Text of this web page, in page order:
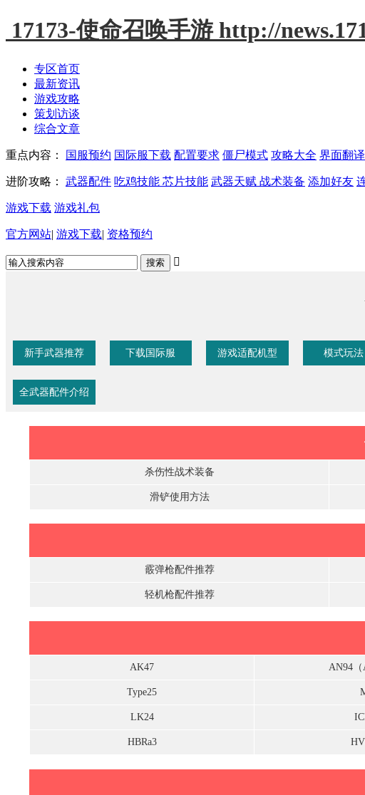
17173-使命召唤手游 http://
专区首页
最新资讯
游戏攻略
策划访谈
综合文章
重点内容： 国服预约 国际服下载 配置要求 僵尸模式 攻略大全 界面翻译
进阶攻略： 武器配件 吃鸡技能 芯片技能 武器天赋 战术装备 添加好友
游戏下载 游戏礼包
官方网站| 游戏下载| 资格预约

新手武器推荐 下载国际服 游戏适配机型 模式玩法
全武器配件介绍
杀伤性战术装备
滑铲使用方法
霰弹枪配件推荐
轻机枪配件推荐
AK47 AN94（
Type25
LK24
HBRa3